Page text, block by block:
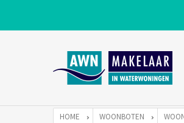
HOME WOONBOTEN